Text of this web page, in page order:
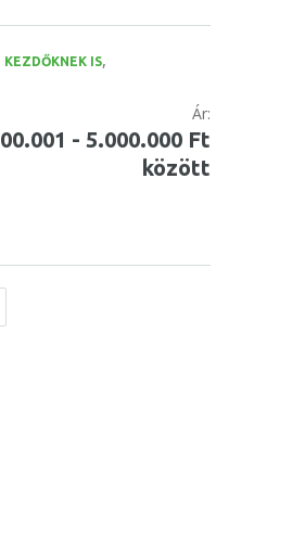
KEZDŐKNEK IS,
Ár:
- 5.000.000 Ft
között